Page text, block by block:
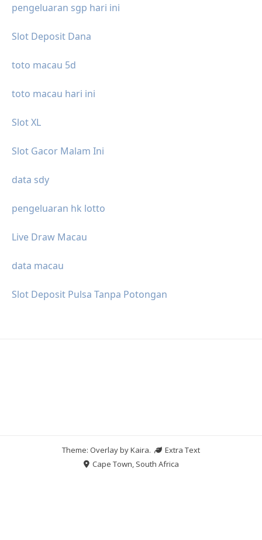
pengeluaran sgp hari ini
Slot Deposit Dana
toto macau 5d
toto macau hari ini
Slot XL
Slot Gacor Malam Ini
data sdy
pengeluaran hk lotto
Live Draw Macau
data macau
Slot Deposit Pulsa Tanpa Potongan
Theme: Overlay byKaira.
Extra Text
Cape Town, South Africa